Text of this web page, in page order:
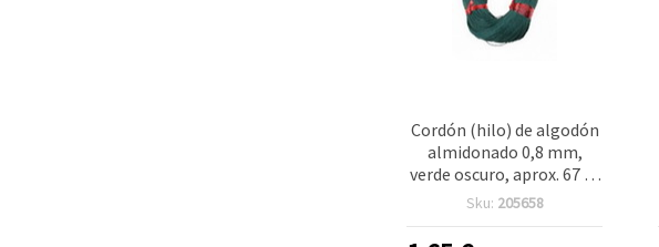
Cordón (hilo) de algodón
almidonado 0,8 mm,
verde oscuro, aprox. 67 m
– para bisutería,
florales, jardinería y
Sku: 205658